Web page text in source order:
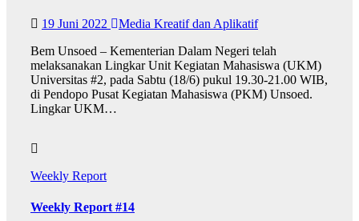
19 Juni 2022
Media Kreatif dan Aplikatif
Bem Unsoed – Kementerian Dalam Negeri telah
melaksanakan Lingkar Unit Kegiatan Mahasiswa (UKM)
Universitas #2, pada Sabtu (18/6) pukul 19.30-21.00 WIB,
di Pendopo Pusat Kegiatan Mahasiswa (PKM) Unsoed.
Lingkar UKM…
Weekly Report
Weekly Report #14